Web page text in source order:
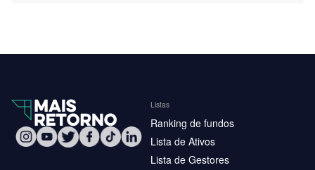
Listas
Ranking de fundos
Lista de Ativos
Lista de Gestores